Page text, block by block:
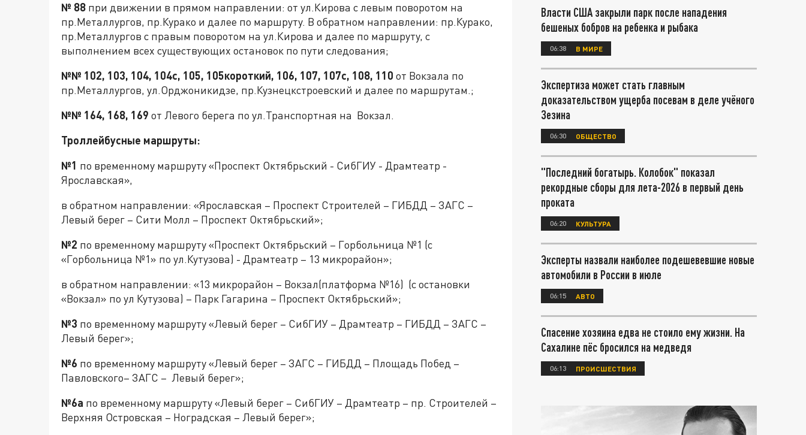
№ 88 при движении в прямом направлении: от ул.Кирова с левым поворотом на
пр.Металлургов, пр.Курако и далее по маршруту. В обратном направлении: пр.Курако,
пр.Металлургов с правым поворотом на ул.Кирова и далее по маршруту, с
выполнением всех существующих остановок по пути следования;
№№ 102, 103, 104, 104с, 105, 105короткий, 106, 107, 107с, 108, 110 от Вокзала по
пр.Металлургов, ул.Орджоникидзе, пр.Кузнецкстроевский и далее по маршрутам.;
№№ 164, 168, 169 от Левого берега по ул.Транспортная на Вокзал.
Троллейбусные маршруты:
№1 по временному маршруту «Проспект Октябрьский - СибГИУ - Драмтеатр -
Ярославская»,
в обратном направлении: «Ярославская – Проспект Строителей – ГИБДД – ЗАГС –
Левый берег – Сити Молл – Проспект Октябрьский»;
№2 по временному маршруту «Проспект Октябрьский – Горбольница №1 (с
«Горбольница №1» по ул.Кутузова) - Драмтеатр – 13 микрорайон»;
в обратном направлении: «13 микрорайон – Вокзал(платформа №16) (с остановки
«Вокзал» по ул Кутузова) – Парк Гагарина – Проспект Октябрьский»;
№3 по временному маршруту «Левый берег – СибГИУ – Драмтеатр – ГИБДД – ЗАГС –
Левый берег»;
№6 по временному маршруту «Левый берег – ЗАГС – ГИБДД – Площадь Побед –
Павловского– ЗАГС – Левый берег»;
№6а по временному маршруту «Левый берег – СибГИУ – Драмтеатр – пр. Строителей –
Верхняя Островская – Ноградская – Левый берег»;
Власти США закрыли парк после нападения
бешеных бобров на ребенка и рыбака
06:38 В МИРЕ
Экспертиза может стать главным
доказательством ущерба посевам в деле учёного
Зезина
06:30 ОБЩЕСТВО
"Последний богатырь. Колобок" показал
рекордные сборы для лета-2026 в первый день
проката
06:20 КУЛЬТУРА
Эксперты назвали наиболее подешевевшие новые
автомобили в России в июле
06:15 АВТО
Спасение хозяина едва не стоило ему жизни. На
Сахалине пёс бросился на медведя
06:13 ПРОИСШЕСТВИЯ